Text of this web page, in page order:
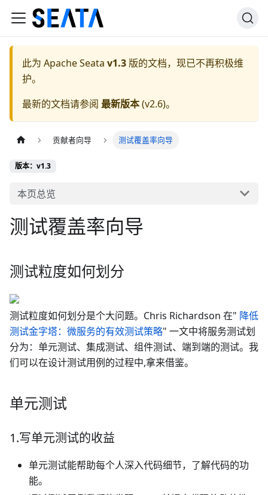
此为 Apache Seata v1.3 版的文档，现已不再积极维
护。
最新的文档请参阅 最新版本(v2.6)。
贡献者向导 测试覆盖率向导
版本：v1.3
本页总览
测试覆盖率向导
测试粒度如何划分
测试粒度如何划分是个大问题。Chris Richardson 在" 降低
测试金字塔：微服务的有效测试策略" 一文中将服务测试划
分为：单元测试、集成测试、组件测试、端到端的测试。我
们可以在设计测试用例的过程中,拿来借鉴。
单元测试
1.写单元测试的收益
单元测试能帮助每个人深入代码细节，了解代码的功
能。